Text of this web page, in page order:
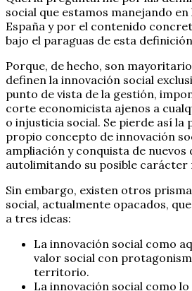
social que estamos manejando
España y por el contenido
bajo el paraguas de esta
Porque, de hecho, son
definen la innovación social
punto de vista de la gestión,
corte economicista ajenos a
o injusticia social. Se pierde así la
propio concepto de innovación
ampliación y conquista de nuevos
autolimitando su posible carácter
Sin embargo, existen otros
social, actualmente opacados,
a tres ideas:
La innovación social como
valor social con
territorio.
La innovación social como